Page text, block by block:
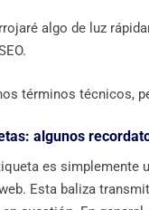
algo de luz
términos técnicos,
algunos
es simplemente
Esta baliza